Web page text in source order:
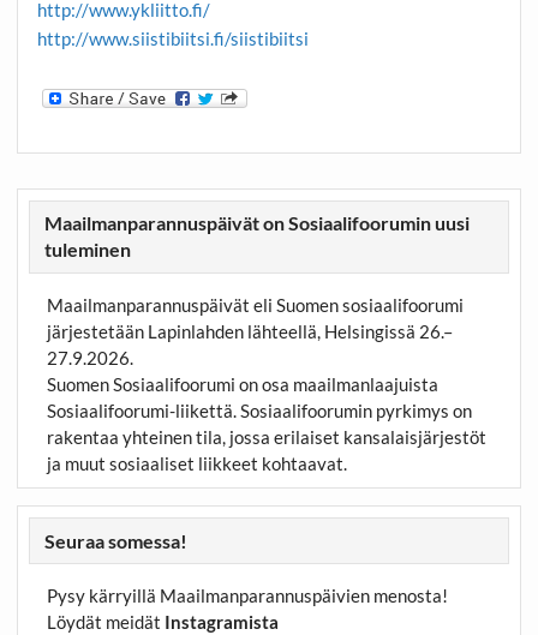
http://www.ykliitto.fi/
http://www.siistibiitsi.fi/siistibiitsi
Maailmanparannuspäivät on Sosiaalifoorumin uusi
tuleminen
Maailmanparannuspäivät eli Suomen sosiaalifoorumi
järjestetään Lapinlahden lähteellä, Helsingissä 26.–
27.9.2026.
Suomen Sosiaalifoorumi on osa maailmanlaajuista
Sosiaalifoorumi-liikettä. Sosiaalifoorumin pyrkimys on
rakentaa yhteinen tila, jossa erilaiset kansalaisjärjestöt
ja muut sosiaaliset liikkeet kohtaavat.
Seuraa somessa!
Pysy kärryillä Maailmanparannuspäivien menosta!
Löydät meidät Instagramista